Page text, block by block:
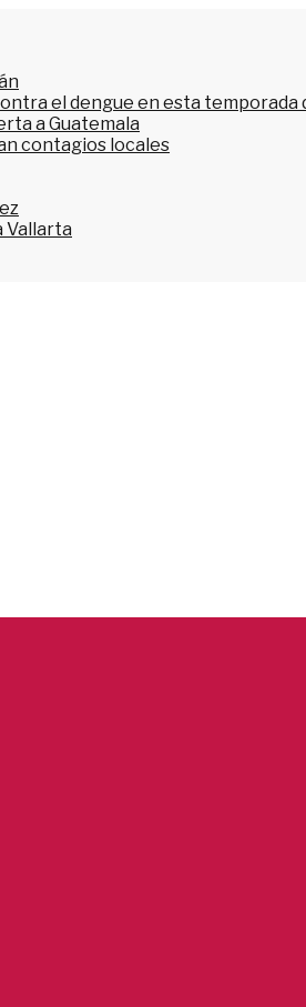
el dengue en esta temporada
a Guatemala
contagios locales
Vallarta